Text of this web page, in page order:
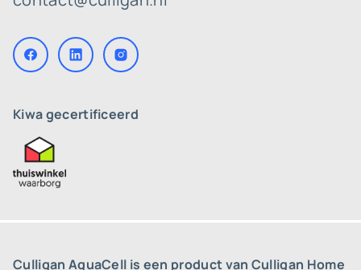
Kiwa gecertificeerd
Culligan AquaCell is een product van Culligan Home